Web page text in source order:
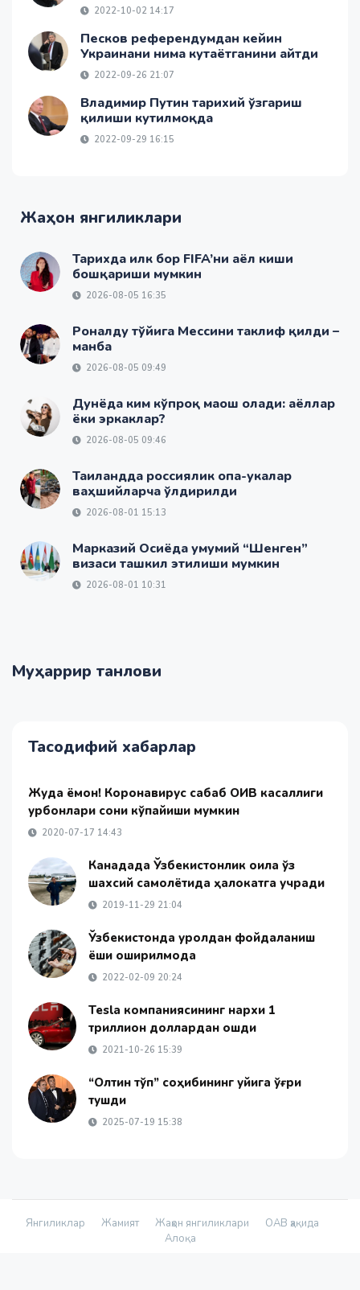
2022-10-02 14:17
Песков референдумдан кейин
Украинани нима кутаётганини айтди
2022-09-26 21:07
Владимир Путин тарихий ўзгариш
қилиши кутилмоқда
2022-09-29 16:15
Жаҳон янгиликлари
Тарихда илк бор FIFA’ни аёл киши
бошқариши мумкин
2026-08-05 16:35
Роналду тўйига Мессини таклиф қилди –
манба
2026-08-05 09:49
Дунёда ким кўпроқ маош олади: аёллар
ёки эркаклар?
2026-08-05 09:46
Таиландда россиялик опа-укалар
ваҳшийларча ўлдирилди
2026-08-01 15:13
Марказий Осиёда умумий “Шенген”
визаси ташкил этилиши мумкин
2026-08-01 10:31
Муҳаррир танлови
Тасодифий хабарлар
Жуда ёмон! Коронавирус сабаб ОИВ касаллиги
қурбонлари сони кўпайиши мумкин
2020-07-17 14:43
Канадада Ўзбекистонлик оила ўз
шахсий самолётида ҳалокатга учради
2019-11-29 21:04
Ўзбекистонда қуролдан фойдаланиш
ёши оширилмоқда
2022-02-09 20:24
Tesla компаниясининг нархи 1
триллион доллардан ошди
2021-10-26 15:39
“Олтин тўп” соҳибининг уйига ўғри
тушди
2025-07-19 15:38
Янгиликлар Жамият Жаҳон янгиликлари
ОАВ ҳақида
Алоқа